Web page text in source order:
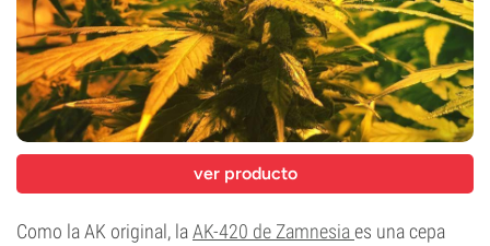
ver producto
Como la AK original, laAK-420 de Zamnesiaes una cepa